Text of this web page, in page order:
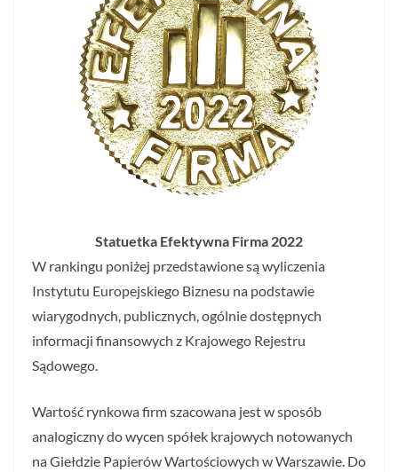
Statuetka Efektywna Firma 2022
W rankingu poniżej przedstawione są wyliczenia
Instytutu Europejskiego Biznesu na podstawie
wiarygodnych, publicznych, ogólnie dostępnych
informacji finansowych z Krajowego Rejestru
Sądowego.
Wartość rynkowa firm szacowana jest w sposób
analogiczny do wycen spółek krajowych notowanych
na Giełdzie Papierów Wartościowych w Warszawie. Do